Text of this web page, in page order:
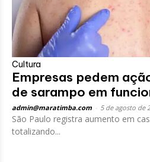
Cultura
Empresas pedem
de sarampo em
admin@maratimba.com 5 de agosto de
São Paulo registra aumento em
totalizando...